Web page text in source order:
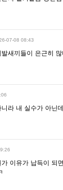
07-08 08:43
새끼들이 은근히
라 내 실수가 아닌
이유가 납득이 되